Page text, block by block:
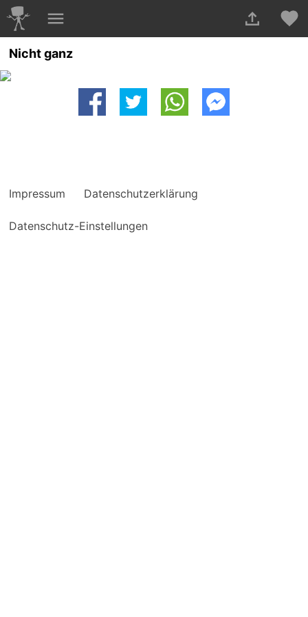
Nicht ganz
Impressum Datenschutzerklärung
Datenschutz-Einstellungen